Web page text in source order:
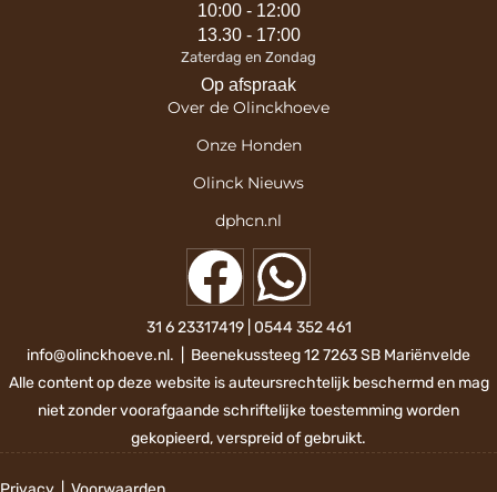
10:00 - 12:00
13.30 - 17:00
Zaterdag en Zondag
Op afspraak
Over de Olinckhoeve
Onze Honden
Olinck Nieuws
dphcn.nl
31 6 23317419| 0544 352 461​
info@olinckhoeve.nl. | Beenekussteeg 12 7263 SB Mariënvelde
Alle content op deze website is auteursrechtelijk beschermd en mag
niet zonder voorafgaande schriftelijke toestemming worden
gekopieerd, verspreid of gebruikt.